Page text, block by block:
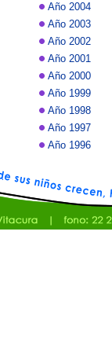
Año 2004
Año 2003
Año 2002
Año 2001
Año 2000
Año 1999
Año 1998
Año 1997
Año 1996